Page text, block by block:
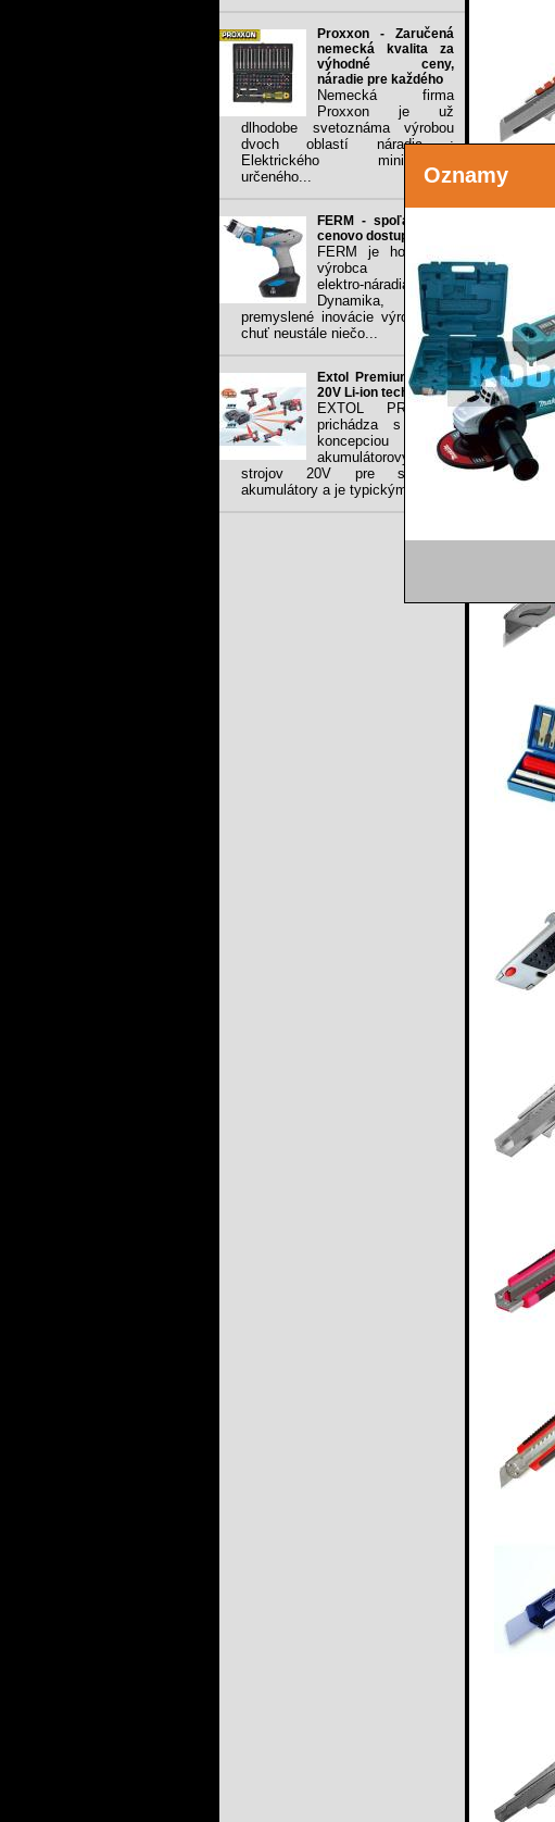
Oznamy
Proxxon - Zaručená
nemecká kvalita za
výhodné ceny,
náradie pre každého
Nemecká firma
Proxxon je už
dlhodobe svetoznáma výrobou
dvoch oblastí náradia :
Elektrického mini-náradia
určeného...
FERM - spoľahlivé a
cenovo dostupné
FERM je holandský
výrobca ručného
elektro-náradia.
Dynamika, sila,
premyslené inovácie výrobkov a
chuť neustále niečo...
Extol Premium share
20V Li-ion technology
EXTOL PREMIUM
prichádza s novou
koncepciou Li-ion
akumulátorových
strojov 20V pre spoločné
akumulátory a je typickým...